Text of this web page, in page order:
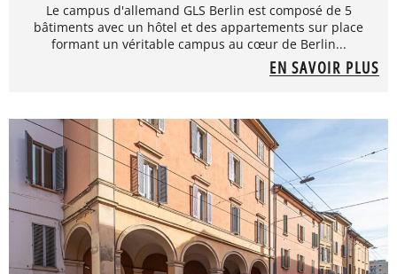
Le campus d'allemand GLS Berlin est composé de 5
bâtiments avec un hôtel et des appartements sur place
formant un véritable campus au cœur de Berlin...
EN SAVOIR PLUS